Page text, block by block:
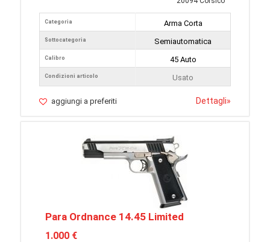
Categoria
Sottocategoria
Calibro
Condizioni articolo
Arma Corta
Semiautomatica
45 Auto
Usato
aggiungi a preferiti Dettagli»
Para Ordnance 14.45 Limited
1.000 €